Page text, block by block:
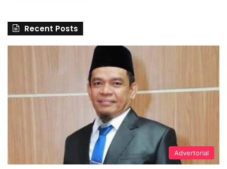
Recent Posts
Advertorial